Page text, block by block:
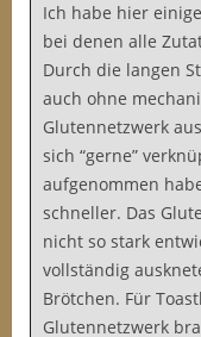
Ich habe hier
bei denen alle
Durch die langen
auch ohne
Glutennetzwerk
sich “gerne”
aufgenommen
schneller. Das
nicht so stark
vollständig
Brötchen. Für
Glutennetzwerk